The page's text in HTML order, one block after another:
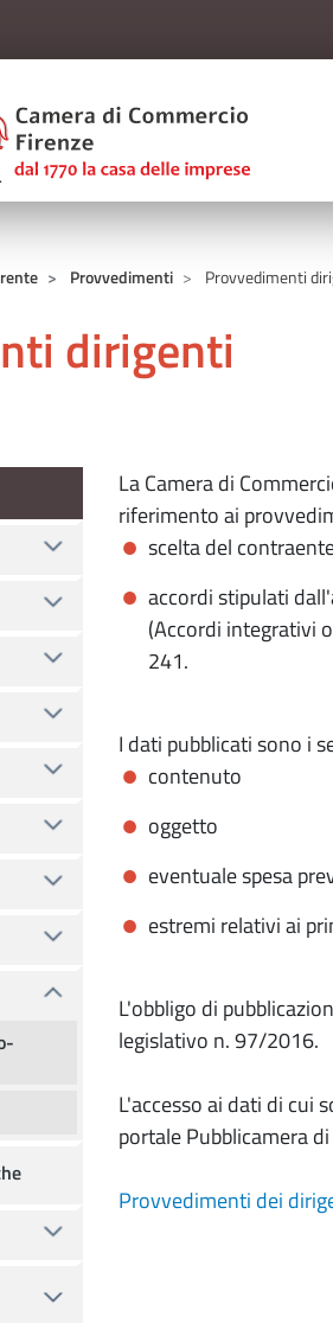
DI
Provvedimenti Provvedimenti
dirigenti
La Camera di
riferimento ai
scelta del
accordi stipulati
(Accordi integrativi
241.
I dati pubblicati sono i
contenuto
oggetto
eventuale spesa
estremi relativi ai
L'obbligo di
legislativo n. 97/2016.
L'accesso ai dati di cui
portale Pubblicamera
Provvedimenti dei